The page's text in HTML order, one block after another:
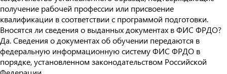
получение рабочей профессии или присвоение
квалификации в соответствии с программой подготовки.
Вносятся ли сведения о выданных документах в ФИС ФРДО?
Да. Сведения о документах об обучении передаются в
федеральную информационную систему ФИС ФРДО в
порядке, установленном законодательством Российской